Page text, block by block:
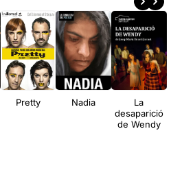
Pretty Nadia
La
desaparició
de Wendy